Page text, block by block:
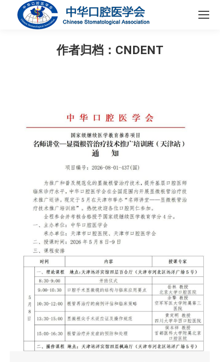
作者归档： CNDENT